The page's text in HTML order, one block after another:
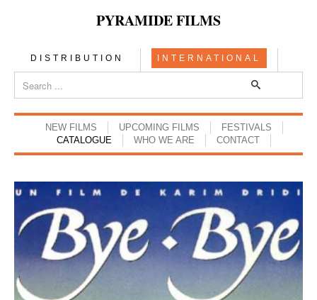
PYRAMIDE FILMS
DISTRIBUTION INTERNATIONAL
NEW FILMS UPCOMING FILMS
FESTIVALS
CATALOGUE
WHO WE ARE CONTACT